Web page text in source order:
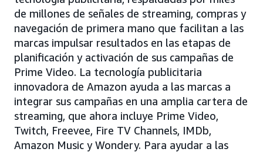
de millones de señales de streaming, compras y
navegación de primera mano que facilitan a las
marcas impulsar resultados en las etapas de
planificación y activación de sus campañas de
Prime Video. La tecnología publicitaria
innovadora de Amazon ayuda a las marcas a
integrar sus campañas en una amplia cartera de
streaming, que ahora incluye Prime Video,
Twitch, Freevee, Fire TV Channels, IMDb,
Amazon Music y Wondery. Para ayudar a las